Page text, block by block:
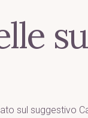
sul suggestivo